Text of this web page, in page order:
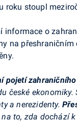
roku stoupl
informace o
na
pojetí
české
a nerezidenty.
to, zda dochází